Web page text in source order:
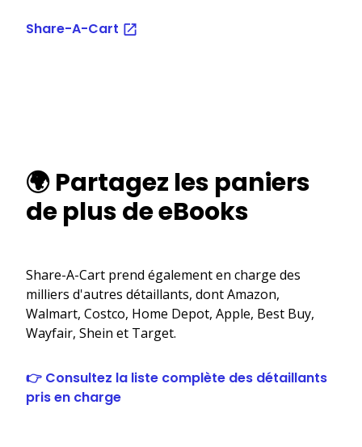
Share-A-Cart
🌍 Partagez les paniers
de plus de eBooks
Share-A-Cart prend également en charge des
milliers d'autres détaillants, dont Amazon,
Walmart, Costco, Home Depot, Apple, Best Buy,
Wayfair, Shein et Target.
👉 Consultez la liste complète des détaillants
pris en charge